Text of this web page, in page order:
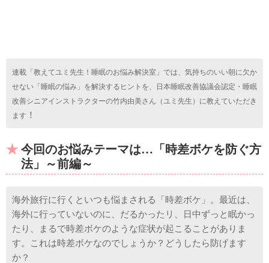
連載「教えてユミ先生！睡眠のお悩み解決室」では、気持ちのいい朝に欠か
せない「睡眠の悩み」を解決するヒントを、日本睡眠改善協議会認定・睡眠
改善シニアインストラクターの竹内由美さん（ユミ先生）に教えていただき
ます ！
今回のお悩みテーマは…「時差ボケを防ぐ方
法」～前編～
海外旅行に行くといつも悩まされる「時差ボケ」。最近は、
海外に行っていないのに、だるかったリ、日中ずっと眠かっ
たり、まるで時差ボケのような症状が起こることがありま
す。これは時差ボケなのでしょうか？どうしたら防げます
か？